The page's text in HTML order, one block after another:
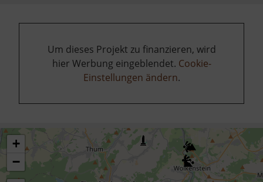
Um dieses Projekt zu finanzieren, wird
hier Werbung eingeblendet. Cookie-
Einstellungen ändern.
+
−